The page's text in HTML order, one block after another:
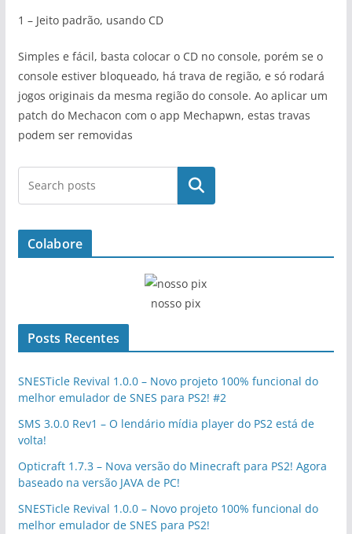
1 – Jeito padrão, usando CD
Simples e fácil, basta colocar o CD no console, porém se o
console estiver bloqueado, há trava de região, e só rodará
jogos originais da mesma região do console. Ao aplicar um
patch do Mechacon com o app Mechapwn, estas travas
podem ser removidas
Pesquisar
Colabore
nosso pix
Posts Recentes
SNESTicle Revival 1.0.0 – Novo projeto 100% funcional do
melhor emulador de SNES para PS2! #2
SMS 3.0.0 Rev1 – O lendário mídia player do PS2 está de
volta!
Opticraft 1.7.3 – Nova versão do Minecraft para PS2! Agora
baseado na versão JAVA de PC!
SNESTicle Revival 1.0.0 – Novo projeto 100% funcional do
melhor emulador de SNES para PS2!